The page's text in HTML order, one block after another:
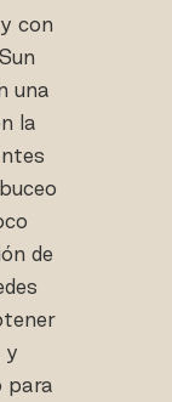
con
una
la
de
y
para